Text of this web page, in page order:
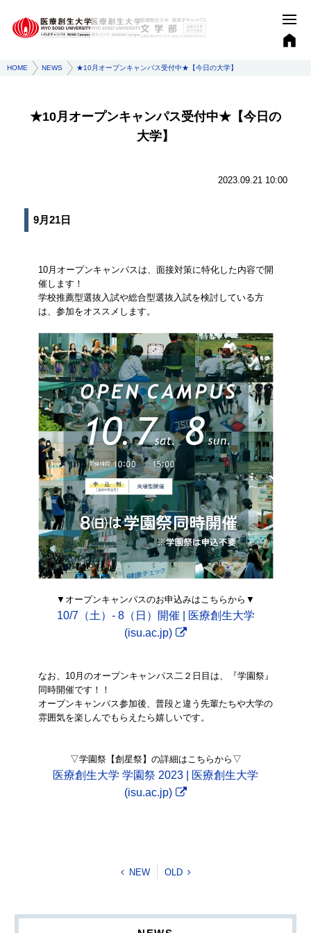
HOME NEWS ★10月オープンキャンパス受付中★【今日の大学】
★10月オープンキャンパス受付中★【今日の
大学】
2023.09.21 10:00
9月21日
10月オープンキャンパスは、面接対策に特化した内容で開
催します！
学校推薦型選抜入試や総合型選抜入試を検討している方
は、参加をオススメします。
▼オープンキャンパスのお申込みはこちらから▼
10/7（土）- 8（日）開催 | 医療創生大学
(isu.ac.jp)
なお、10月のオープンキャンパス二２日目は、『学園祭』
同時開催です！！
オープンキャンパス参加後、普段と違う先輩たちや大学の
雰囲気を楽しんでもらえたら嬉しいです。
▽学園祭【創星祭】の詳細はこちらから▽
医療創生大学 学園祭 2023 | 医療創生大学
(isu.ac.jp)
NEW OLD